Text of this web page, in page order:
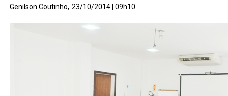
Genilson Coutinho, 23/10/2014 | 09h10